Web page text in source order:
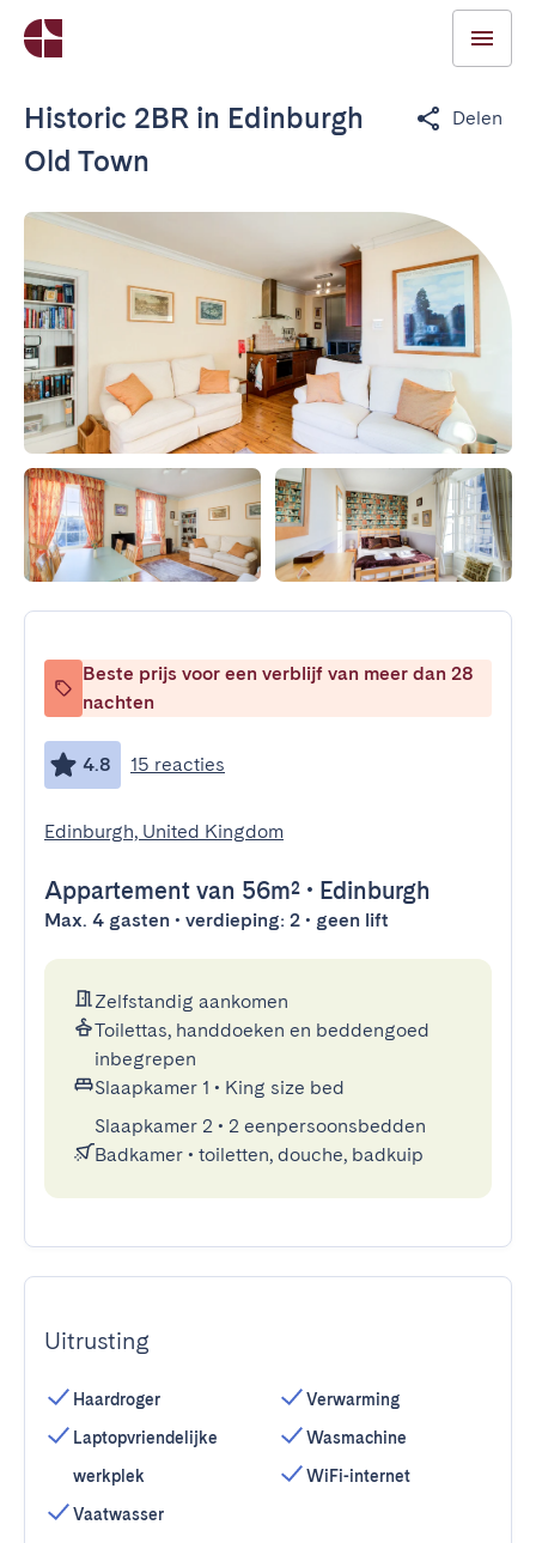
Historic 2BR in Edinburgh
Old Town
Delen
Beste prijs voor een verblijf van meer dan 28
nachten
4.8 15 reacties
Edinburgh, United Kingdom
Appartement van 56m² • Edinburgh
Max. 4 gasten • verdieping: 2 • geen lift
Zelfstandig aankomen
Toilettas, handdoeken en beddengoed
inbegrepen
Slaapkamer 1 • King size bed
Slaapkamer 2 • 2 eenpersoonsbedden
Badkamer • toiletten, douche, badkuip
Uitrusting
Haardroger
Laptopvriendelijke
werkplek
Vaatwasser
Verwarming
Wasmachine
WiFi-internet